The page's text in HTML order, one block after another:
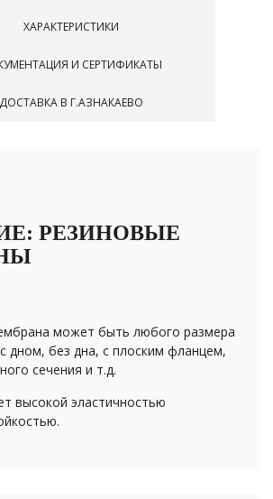
ХАРАКТЕРИСТИКИ
И СЕРТИФИКАТЫ
ДОСТАВКА В Г.АЗНАКАЕВО
РЕЗИНОВЫЕ
может быть любого размера
дном, без дна, с плоским фланцем,
сечения и т.д.
высокой эластичностью